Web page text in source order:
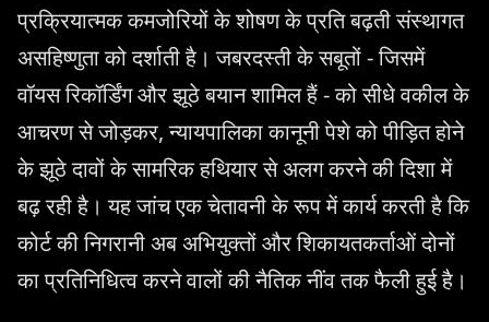
प्रक्रियात्मक कमजोरियों के शोषण के प्रति बढ़ती संस्थागत
असहिष्णुता को दर्शाती है। जबरदस्ती के सबूतों - जिसमें
वॉयस रिकॉर्डिंग और झूठे बयान शामिल हैं - को सीधे वकील के
आचरण से जोड़कर, न्यायपालिका कानूनी पेशे को पीड़ित होने
के झूठे दावों के सामरिक हथियार से अलग करने की दिशा में
बढ़ रही है। यह जांच एक चेतावनी के रूप में कार्य करती है कि
कोर्ट की निगरानी अब अभियुक्तों और शिकायतकर्ताओं दोनों
का प्रतिनिधित्व करने वालों की नैतिक नींव तक फैली हुई है।